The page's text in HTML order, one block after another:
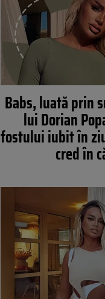
Babs, luată prin
lui Dorian
fostului iubit în
cred în